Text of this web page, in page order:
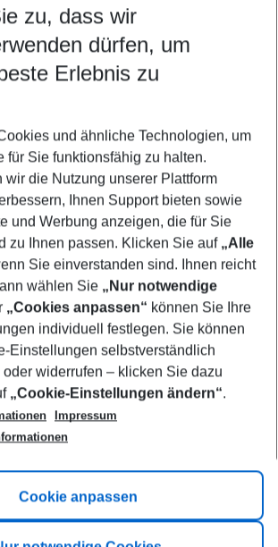
which suits your best
airport
range
08/27 5-8 nights
No children
Show more filter
zu, dass wir
dürfen, um
Erlebnis zu
und ähnliche Technologien, um
für Sie funktionsfähig zu halten.
wir die Nutzung unserer Plattform
Ihnen Support bieten sowie
und Werbung anzeigen, die für Sie
zu Ihnen passen. Klicken Sie auf „Alle
Sie einverstanden sind. Ihnen reicht
wählen Sie „Nur notwendige
„Cookies anpassen“ können Sie Ihre
individuell festlegen. Sie können
Einstellungen selbstverständlich
widerrufen – klicken Sie dazu
„Cookie-Einstellungen ändern“.
Impressum
Cookie anpassen